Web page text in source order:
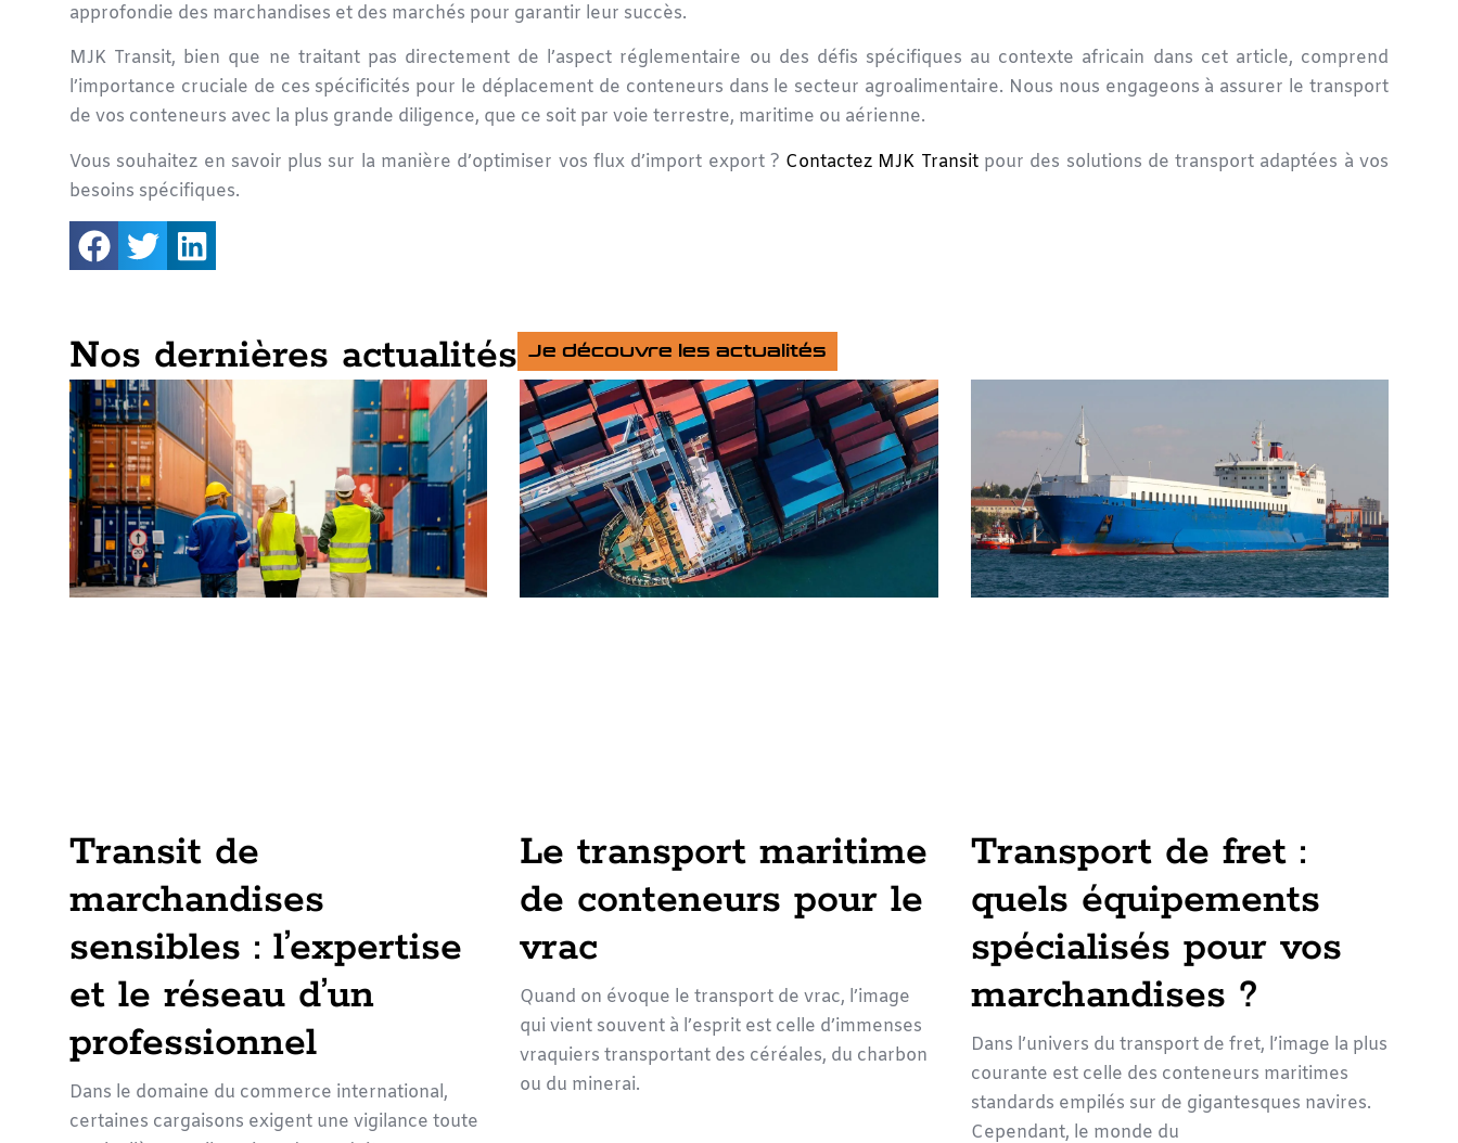
approfondie des marchandises et des marchés pour garantir leur succès.
MJK Transit, bien que ne traitant pas directement de l’aspect réglementaire ou des défis spécifiques au contexte africain dans cet article, comprend
l’importance cruciale de ces spécificités pour le déplacement de conteneurs dans le secteur agroalimentaire. Nous nous engageons à assurer le transport
de vos conteneurs avec la plus grande diligence, que ce soit par voie terrestre, maritime ou aérienne.
Vous souhaitez en savoir plus sur la manière d’optimiser vos flux d’import export ? Contactez MJK Transitpour des solutions de transport adaptées à vos
besoins spécifiques.
Nos dernières actualités Je découvre les actualités
Transit de
marchandises
sensibles : l’expertise
et le réseau d’un
professionnel
Dans le domaine du commerce international,
certaines cargaisons exigent une vigilance toute
Le transport maritime
de conteneurs pour le
vrac
Quand on évoque le transport de vrac, l’image
qui vient souvent à l’esprit est celle d’immenses
vraquiers transportant des céréales, du charbon
ou du minerai.
Transport de fret :
quels équipements
spécialisés pour vos
marchandises ?
Dans l’univers du transport de fret, l’image la plus
courante est celle des conteneurs maritimes
standards empilés sur de gigantesques navires.
Cependant, le monde du